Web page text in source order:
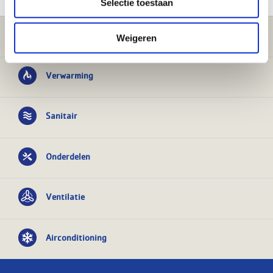
Selectie toestaan
Weigeren
Verwarming
Sanitair
Onderdelen
Ventilatie
Airconditioning